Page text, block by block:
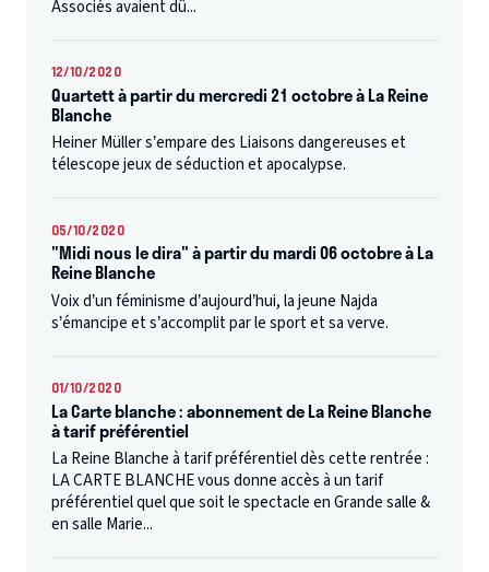
Associés avaient dû...
12/10/2020
Quartett à partir du mercredi 21 octobre à La Reine
Blanche
Heiner Müller s’empare des Liaisons dangereuses et
télescope jeux de séduction et apocalypse.
05/10/2020
"Midi nous le dira" à partir du mardi 06 octobre à La
Reine Blanche
Voix d’un féminisme d’aujourd’hui, la jeune Najda
s’émancipe et s’accomplit par le sport et sa verve.
01/10/2020
La Carte blanche : abonnement de La Reine Blanche
à tarif préférentiel
La Reine Blanche à tarif préférentiel dès cette rentrée :
LA CARTE BLANCHE vous donne accès à un tarif
préférentiel quel que soit le spectacle en Grande salle &
en salle Marie...